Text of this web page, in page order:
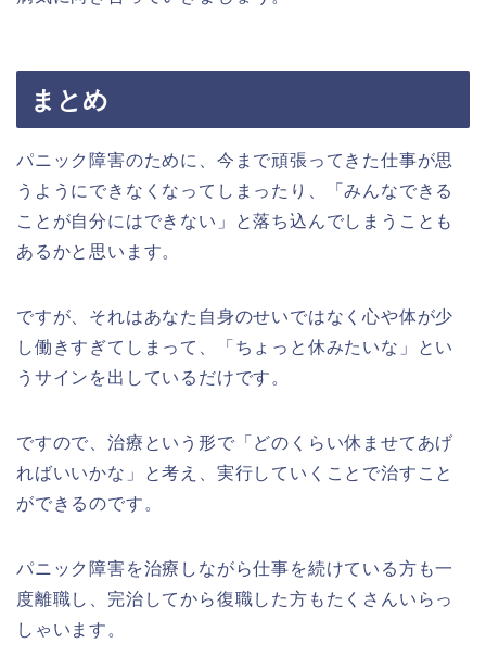
まとめ
パニック障害のために、今まで頑張ってきた仕事が思
うようにできなくなってしまったり、「みんなできる
ことが自分にはできない」と落ち込んでしまうことも
あるかと思います。
ですが、それはあなた自身のせいではなく心や体が少
し働きすぎてしまって、「ちょっと休みたいな」とい
うサインを出しているだけです。
ですので、治療という形で「どのくらい休ませてあげ
ればいいかな」と考え、実行していくことで治すこと
ができるのです。
パニック障害を治療しながら仕事を続けている方も一
度離職し、完治してから復職した方もたくさんいらっ
しゃいます。